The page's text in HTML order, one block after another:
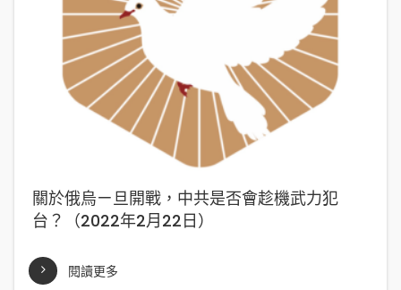
關於俄烏ㄧ旦開戰，中共是否會趁機武力犯
台？（2022年2月22日）
閱讀更多